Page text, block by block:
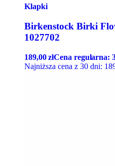
Klapki
Birkenstock Birki
1027702
189,00złCena regularna:
Najniższa cena z 30 dni: